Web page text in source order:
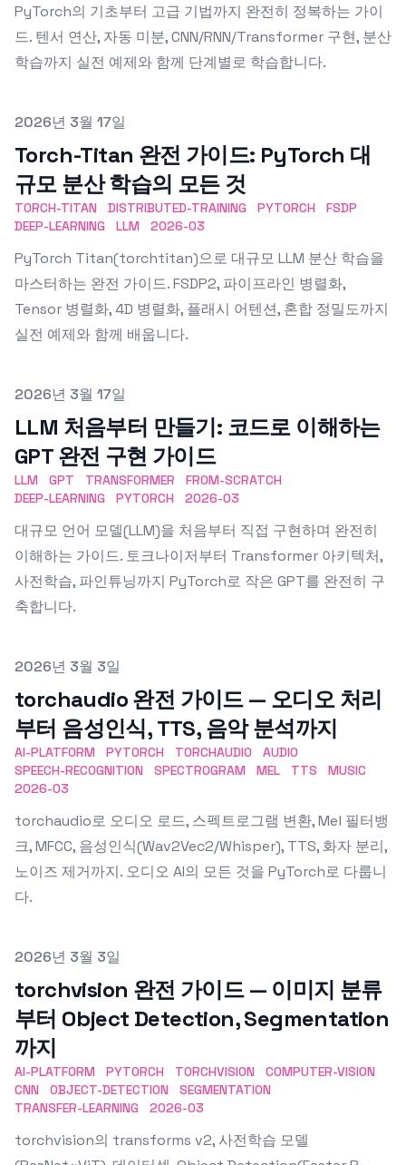
PyTorch의 기초부터 고급 기법까지 완전히 정복하는 가이
드. 텐서 연산, 자동 미분, CNN/RNN/Transformer 구현, 분산
학습까지 실전 예제와 함께 단계별로 학습합니다.
Published on
2026년 3월 17일
Torch-Titan 완전 가이드: PyTorch 대
규모 분산 학습의 모든 것
TORCH-TITAN DISTRIBUTED-TRAINING PYTORCH
FSDP
DEEP-LEARNING
LLM 2026-03
PyTorch Titan(torchtitan)으로 대규모 LLM 분산 학습을
마스터하는 완전 가이드. FSDP2, 파이프라인 병렬화,
Tensor 병렬화, 4D 병렬화, 플래시 어텐션, 혼합 정밀도까지
실전 예제와 함께 배웁니다.
Published on
2026년 3월 17일
LLM 처음부터 만들기: 코드로 이해하는
GPT 완전 구현 가이드
LLM GPT TRANSFORMER
FROM-SCRATCH
DEEP-LEARNING
PYTORCH 2026-03
대규모 언어 모델(LLM)을 처음부터 직접 구현하며 완전히
이해하는 가이드. 토크나이저부터 Transformer 아키텍처,
사전학습, 파인튜닝까지 PyTorch로 작은 GPT를 완전히 구
축합니다.
Published on
2026년 3월 3일
torchaudio 완전 가이드 — 오디오 처리
부터 음성인식, TTS, 음악 분석까지
AI-PLATFORM PYTORCH TORCHAUDIO
AUDIO
SPEECH-RECOGNITION
SPECTROGRAM MEL TTS
MUSIC
2026-03
torchaudio로 오디오 로드, 스펙트로그램 변환, Mel 필터뱅
크, MFCC, 음성인식(Wav2Vec2/Whisper), TTS, 화자 분리,
노이즈 제거까지. 오디오 AI의 모든 것을 PyTorch로 다룹니
다.
Published on
2026년 3월 3일
torchvision 완전 가이드 — 이미지 분류
부터 Object Detection, Segmentation
까지
AI-PLATFORM PYTORCH TORCHVISION
COMPUTER-VISION
CNN
OBJECT-DETECTION
SEGMENTATION
TRANSFER-LEARNING
2026-03
torchvision의 transforms v2, 사전학습 모델